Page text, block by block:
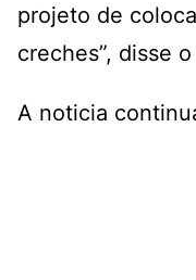
projeto de
creches”, disse
A noticia